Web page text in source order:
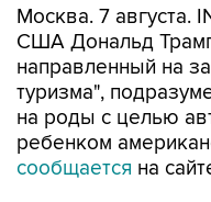
направленный на
туризма",
на роды с целью
ребенком
сообщаетсяна
"Сейчас люди